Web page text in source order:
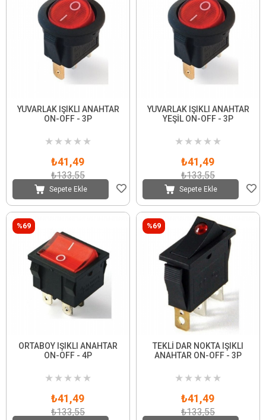
YUVARLAK IŞIKLI ANAHTAR
ON-OFF - 3P
★ ★ ★ ★ ★
₺41,49
₺133,55
Sepete Ekle
YUVARLAK IŞIKLI ANAHTAR
YEŞİL ON-OFF - 3P
★ ★ ★ ★ ★
₺41,49
₺133,55
Sepete Ekle
ORTABOY IŞIKLI ANAHTAR
ON-OFF - 4P
★ ★ ★ ★ ★
₺41,49
₺133,55
%69
TEKLİ DAR NOKTA IŞIKLI
ANAHTAR ON-OFF - 3P
★ ★ ★ ★ ★
₺41,49
₺133,55
%69